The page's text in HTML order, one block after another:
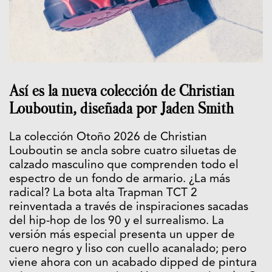
Así es la nueva colección de Christian
Louboutin, diseñada por Jaden Smith
La colección Otoño 2026 de Christian
Louboutin se ancla sobre cuatro siluetas de
calzado masculino que comprenden todo el
espectro de un fondo de armario. ¿La más
radical? La bota alta Trapman TCT 2
reinventada a través de inspiraciones sacadas
del hip-hop de los 90 y el surrealismo. La
versión más especial presenta un upper de
cuero negro y liso con cuello acanalado; pero
viene ahora con un acabado dipped de pintura